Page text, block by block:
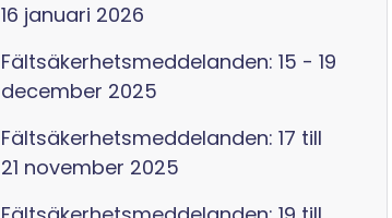
16 januari 2026
Fältsäkerhetsmeddelanden: 15 - 19
december 2025
Fältsäkerhetsmeddelanden: 17 till
21 november 2025